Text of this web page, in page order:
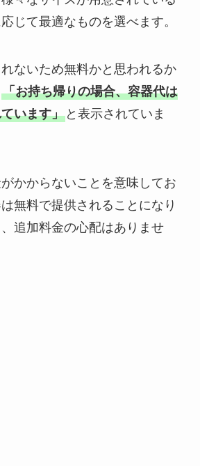
じて最適なものを選べます。
ないため無料かと思われるか
「お持ち帰りの場合、容器代は
います」と表示されていま
かからないことを意味してお
無料で提供されることになり
追加料金の心配はありませ